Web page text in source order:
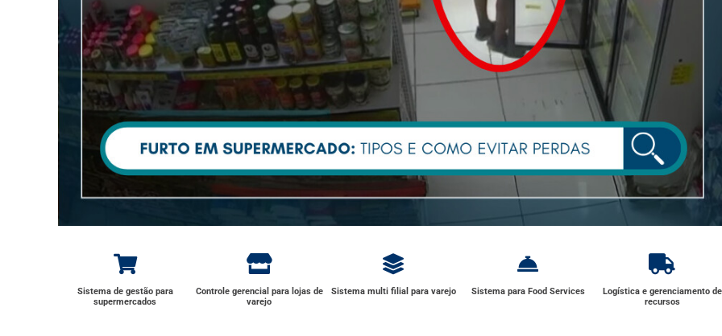
Sistema de gestão para
supermercados
Controle gerencial para lojas de
varejo
Sistema multi filial para varejo Sistema para Food Services
Logística e gerenciamento de
recursos